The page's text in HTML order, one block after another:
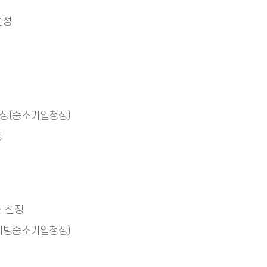
정
(중소기업청장)
선정
중소기업청장)